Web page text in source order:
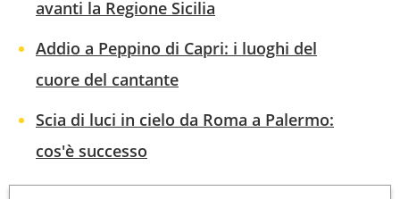
avanti la Regione Sicilia
Addio a Peppino di Capri: i luoghi del
cuore del cantante
Scia di luci in cielo da Roma a Palermo:
cos'è successo